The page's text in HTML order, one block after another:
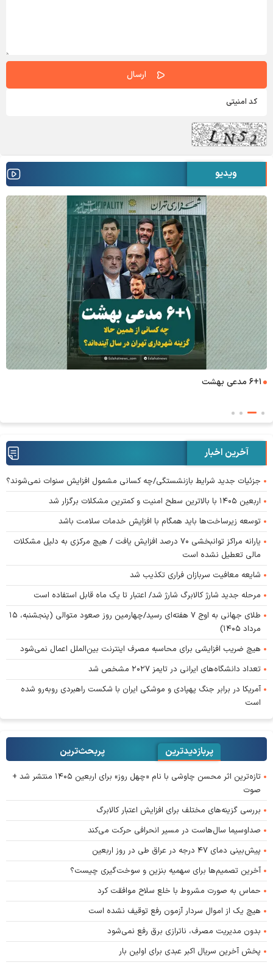
ویدیو
۶+۱ مدعی بهشت
آخرین اخبار
جزئیات جدید شرایط بازنشستگی/چه کسانی مشمول افزایش سنوات نمی‌شوند؟
اربعین ۱۴۰۵ با بالاترین سطح امنیت و کمترین مشکلات برگزار شد
توسعه زیرساخت‌ها باید همگام با افزایش خدمات سلامت باشد
یارانه مراکز توانبخشی ۷۰ درصد افزایش یافت / هیچ مرکزی به دلیل مشکلات
مالی تعطیل نشده است
شایعه معافیت سربازان فراری تکذیب شد
مرحله جدید شارژ کالابرگ شارژ شد/ اعتبار تا یک ماه قابل استفاده است
طلای جهانی به اوج ۷ هفته‌ای رسید/چهارمین روز صعود متوالی (پنجشنبه، ۱۵
مرداد ۱۴۰۵)
هیچ ضریب افزایشی برای محاسبه مصرف اینترنت بین‌الملل اعمال نمی‌شود
تعداد دانشگاه‌های ایرانی در تایمز ۲۰۲۷ مشخص شد
آمریکا در برابر جنگ پهپادی و موشکی ایران با شکست راهبردی روبه‌رو شده
است
پربازدیدترین پربحث‌ترین‌
تازه‌ترین اثر محسن چاوشی با نام «چهل روز» برای اربعین ۱۴۰۵ منتشر شد +
صوت
بررسی گزینه‌های مختلف برای افزایش اعتبار کالابرگ
صداوسیما سال‌هاست در مسیر انحرافی حرکت می‌کند
پیش‌بینی دمای ۴۷ درجه در عراق طی در روز اربعین
آخرین تصمیم‌ها برای سهمیه بنزین و سوخت‌گیری چیست؟
حماس به صورت مشروط با خلع سلاح موافقت کرد
هیچ یک از اموال سردار آزمون رفع توقیف نشده است
بدون مدیریت مصرف، ناترازی برق رفع نمی‌شود
پخش آخرین سریال اکبر عبدی برای اولین بار